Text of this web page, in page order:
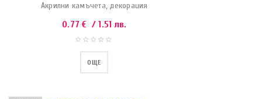
Акрилни камъчета, декорация
0.77€ / 1.51 лв.
ОЩЕ